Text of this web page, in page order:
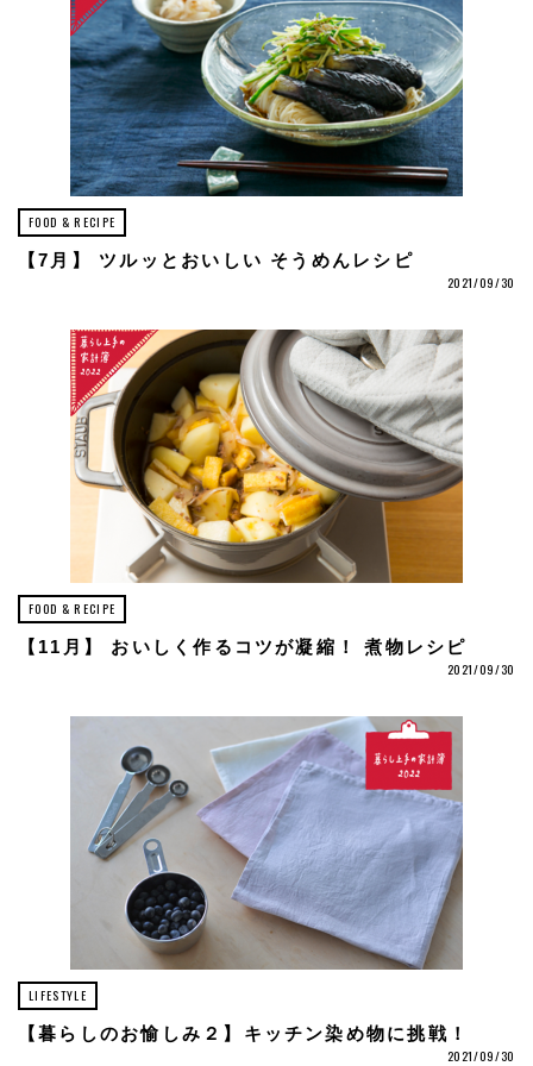
FOOD & RECIPE
【7月】 ツルッとおいしい そうめんレシピ
2021/09/30
FOOD & RECIPE
【11月】 おいしく作るコツが凝縮！ 煮物レシピ
2021/09/30
LIFESTYLE
【暮らしのお愉しみ２】キッチン染め物に挑戦！
2021/09/30